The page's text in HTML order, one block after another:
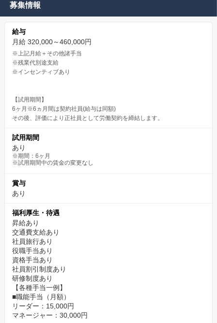
募集情報
給与
月給 320,000～460,000円
※上記月給＋その他諸手当
※残業代別途支給
※インセンティブあり
【試用期間】
6ヶ月※6ヵ月間は契約社員(給与は同額)
その後、評価により正社員として労働契約を締結します。
試用期間
あり
※期間：6ヶ月
※試用期間中の賃金の変更なし
賞与
あり
福利厚生・待遇
昇給あり
交通費支給あり
社員旅行あり
役職手当あり
資格手当あり
社員割引制度あり
研修制度あり
【各種手当一例】
■職能手当（月額）
リーダー：15,000円
マネージャー：30,000円